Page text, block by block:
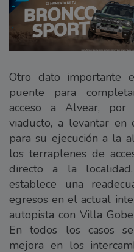
Otro dato importante
puente para
acceso a Alvear, por
viaducto, a levantar en
para su ejecución a la
los terraplenes de
directo a la
establece una
egresos en el actual
autopista con Villa
En todos los casos
mejora en los